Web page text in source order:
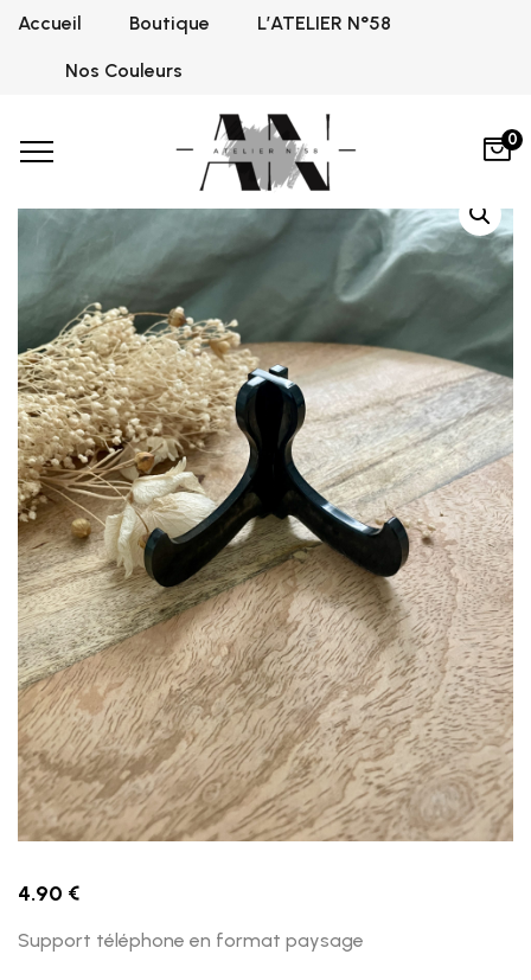
Accueil Boutique L’ATELIER N°58
Nos Couleurs
0
Home Support téléphone,Couleurs,Graphite Black
4.90 €
Support téléphone en format paysage